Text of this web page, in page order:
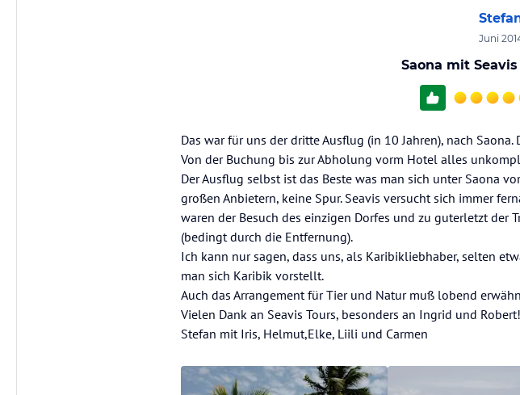
Juni
Saona mit
Das war für uns der dritte Ausflug (in 10 Jahren), nach Saona.
Von der Buchung bis zur Abholung vorm Hotel alles
Der Ausflug selbst ist das Beste was man sich unter Saona
großen Anbietern, keine Spur. Seavis versucht sich immer
waren der Besuch des einzigen Dorfes und zu guterletzt der
(bedingt durch die Entfernung).
Ich kann nur sagen, dass uns, als Karibikliebhaber, selten
man sich Karibik vorstellt.
Auch das Arrangement für Tier und Natur muß lobend
Vielen Dank an Seavis Tours, besonders an Ingrid und
Stefan mit Iris, Helmut,Elke, Liili und Carmen